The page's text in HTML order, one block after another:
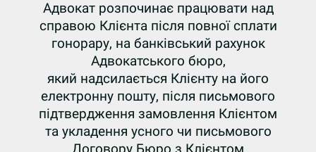
Адвокат розпочинає працювати над
справою Клієнта після повної сплати
гонорару, на банківський рахунок
Адвокатського бюро,
який надсилається Клієнту на його
електронну пошту, після письмового
підтвердження замовлення Клієнтом
та укладення усного чи письмового